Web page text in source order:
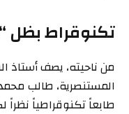
تكنوقراط بظل
من ناحيته، يصف أستاذ
المستنصرية، طالب
طابعاً تكنوقراطياً